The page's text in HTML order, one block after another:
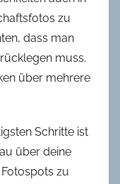
zu
dass man
muss.
über mehrere
Schritte ist
über deine
zu